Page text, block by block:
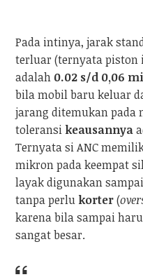
Pada intinya, jarak
terluar (ternyata piston
adalah 0.02 s/d 0,06
bila mobil baru keluar
jarang ditemukan pada
toleransi keausannya
Ternyata si ANC
mikron pada keempat
layak digunakan
tanpa perlu korter(
karena bila sampai
sangat besar.